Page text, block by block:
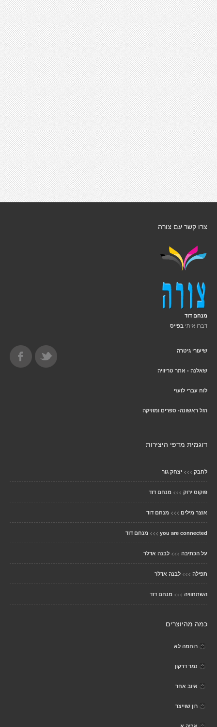
צרו קשר עם צורה
מנחם דוד
דברו איתי בפייס
שיעורי גיטרה
שאלנה - אתר טריוויה
לוח עברי לועזי
רגל ראשונה- ספרים ומוזיקה
דוגמית מדפי היצירות
לחבק >>> יצחק גור
פוקוס ירוק >>> מנחם דוד
אוצר מילים >>> מנחם דוד
you are connected
>>> מנחם דוד
על הכתיבה >>> לבנה אדלר
תפילה >>> לבנה אדלר
השתחוויה >>> מנחם דוד
כמה מהיוצרים
רוחמה לא
נמר דרקון
איוב אחר
רון שוייצר